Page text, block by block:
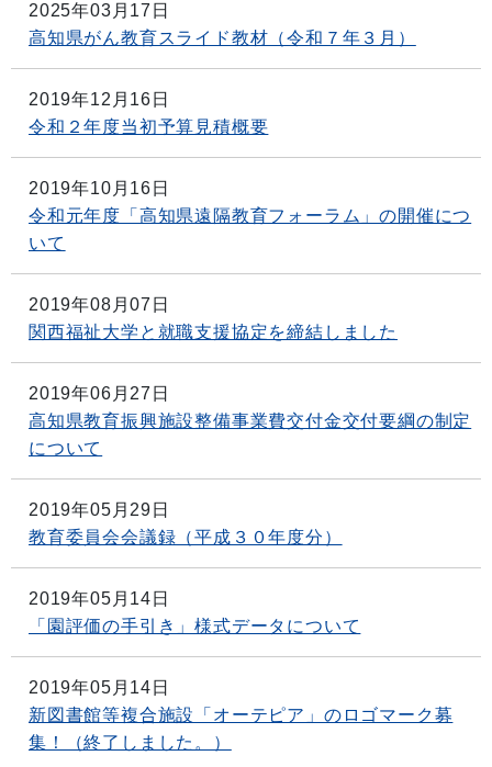
2025年03月17日
高知県がん教育スライド教材（令和７年３月）
2019年12月16日
令和２年度当初予算見積概要
2019年10月16日
令和元年度「高知県遠隔教育フォーラム」の開催につ
いて
2019年08月07日
関西福祉大学と就職支援協定を締結しました
2019年06月27日
高知県教育振興施設整備事業費交付金交付要綱の制定
について
2019年05月29日
教育委員会会議録（平成３０年度分）
2019年05月14日
「園評価の手引き」様式データについて
2019年05月14日
新図書館等複合施設「オーテピア」のロゴマーク募
集！（終了しました。）